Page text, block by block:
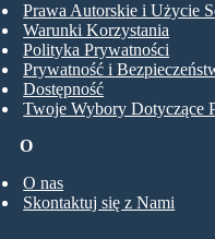
O
O nas
Skontaktuj się z Nami
Prawa Autorskie i Użycie
Warunki Korzystania
Polityka Prywatności
Prywatność i
Dostępność
Twoje Wybory Dotyczące